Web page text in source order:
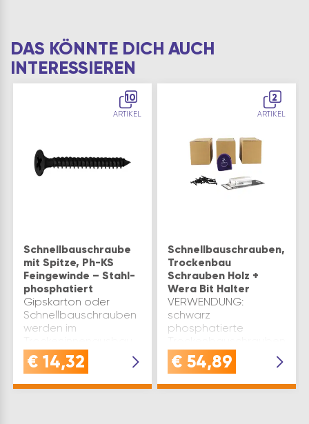
DAS KÖNNTE DICH AUCH
INTERESSIEREN
10
ARTIKEL
Schnellbauschraube
mit Spitze, Ph-KS
Feingewinde – Stahl-
phosphatiert
Gipskarton oder
Schnellbauschrauben
werden im
verwendet. Antrieb: PH
2 d1(mm): 3,9 d2(mm): 8
€ 14,32
2
ARTIKEL
Schnellbauschrauben,
Trockenbau
Schrauben Holz +
Wera Bit Halter
VERWENDUNG:
schwarz
phosphatierte
mit hohem
Korrosionsschutz und
€ 54,89